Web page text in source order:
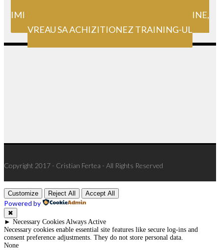
IMI PASA SI MIE DE MINE SI INVESTESC IN MINE,
VREAU SA ACHIZITIONEZ TRAINING-UL
Copyright 2017 - Cristian Fertea - All Rights Reserved
Customize Reject All Accept All
Powered by
✖
► Necessary Cookies Always Active
Necessary cookies enable essential site features like secure log-ins and
consent preference adjustments. They do not store personal data.
None